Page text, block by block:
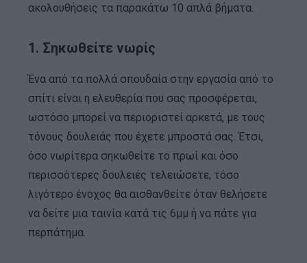
ακολουθήσεις τα παρακάτω 10 απλά βήματα.
1. Σηκωθείτε νωρίς
Ένα από τα πολλά σπουδαία στην εργασία από το
σπίτι είναι η ελευθερία που σας προσφέρεται,
ωστόσο μπορεί να περιοριστεί αρκετά, με τους
τόνους δουλειάς που έχετε μπροστά σας. Έτσι,
όσο νωρίτερα σηκωθείτε το πρωί και όσο
περισσότερες δουλειές τελειώσετε, τόσο
λιγότερο ένοχος θα αισθανθείτε όταν θελήσετε
να δείτε μια ταινία κατά τις 6μμ ή να πάτε για
περπάτημα.